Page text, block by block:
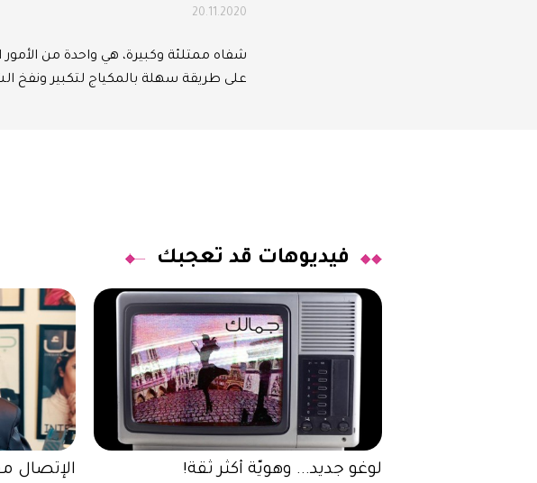
20.11.2020
شفاه ممتلئة وكبيرة، هي واحدة من
على طريقة سهلة بالمكياج لتكبير ونفخ
فيديوهات قد تعجبك
لوغو جديد... وهويّة أكثر ثقة!
الإتصال